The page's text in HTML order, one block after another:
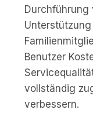
Durchführung
Benutzer
vollständig
verbessern.